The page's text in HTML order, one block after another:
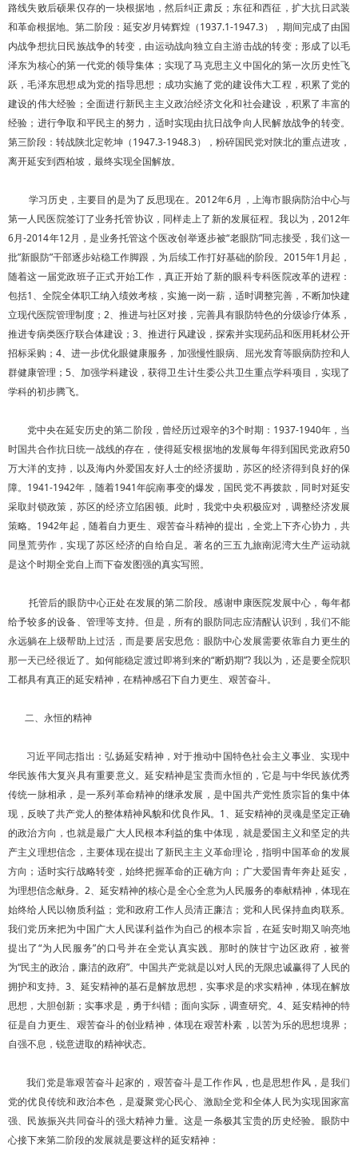
路线失败后硕果仅存的一块根据地，然后纠正肃反；东征和西征，扩大抗日武装
和革命根据地。第二阶段：延安岁月铸辉煌（1937.1-1947.3），期间完成了由国
内战争想抗日民族战争的转变，由运动战向独立自主游击战的转变；形成了以毛
泽东为核心的第一代党的领导集体；实现了马克思主义中国化的第一次历史性飞
跃，毛泽东思想成为党的指导思想；成功实施了党的建设伟大工程，积累了党的
建设的伟大经验；全面进行新民主主义政治经济文化和社会建设，积累了丰富的
经验；进行争取和平民主的努力，适时实现由抗日战争向人民解放战争的转变。
第三阶段：转战陕北定乾坤（1947.3-1948.3），粉碎国民党对陕北的重点进攻，
离开延安到西柏坡，最终实现全国解放。
学习历史，主要目的是为了反思现在。2012年6月，上海市眼病防治中心与
第一人民医院签订了业务托管协议，同样走上了新的发展征程。我以为，2012年
6月-2014年12月，是业务托管这个医改创举逐步被“老眼防”同志接受，我们这一
批”新眼防”干部逐步站稳工作脚跟，为后续工作打好基础的阶段。2015年1月起，
随着这一届党政班子正式开始工作，真正开始了新的眼科专科医院改革的进程：
包括1、全院全体职工纳入绩效考核，实施一岗一薪，适时调整完善，不断加快建
立现代医院管理制度；2、推进与社区对接，完善具有眼防特色的分级诊疗体系，
推进专病类医疗联合体建设；3、推进行风建设，探索并实现药品和医用耗材公开
招标采购；4、进一步优化眼健康服务，加强慢性眼病、屈光发育等眼病防控和人
群健康管理；5、加强学科建设，获得卫生计生委公共卫生重点学科项目，实现了
学科的初步腾飞。
党中央在延安历史的第二阶段，曾经历过艰辛的3个时期：1937-1940年，当
时国共合作抗日统一战线的存在，使得延安根据地的发展每年得到国民党政府50
万大洋的支持，以及海内外爱国友好人士的经济援助，苏区的经济得到良好的保
障。1941-1942年，随着1941年皖南事变的爆发，国民党不再拨款，同时对延安
采取封锁政策，苏区的经济立陷困顿。此时，我党中央积极应对，调整经济发展
策略。1942年起，随着自力更生、艰苦奋斗精神的提出，全党上下齐心协力，共
同垦荒劳作，实现了苏区经济的自给自足。著名的三五九旅南泥湾大生产运动就
是这个时期全党自上而下奋发图强的真实写照。
托管后的眼防中心正处在发展的第二阶段。感谢申康医院发展中心，每年都
给予较多的设备、管理等支持。但是，所有的眼防同志应清醒认识到，我们不能
永远躺在上级帮助上过活，而是要居安思危：眼防中心发展需要依靠自力更生的
那一天已经很近了。如何能稳定渡过即将到来的“断奶期”? 我以为，还是要全院职
工都具有真正的延安精神，在精神感召下自力更生、艰苦奋斗。
二、永恒的精神
习近平同志指出：弘扬延安精神，对于推动中国特色社会主义事业、实现中
华民族伟大复兴具有重要意义。延安精神是宝贵而永恒的，它是与中华民族优秀
传统一脉相承，是一系列革命精神的继承发展，是中国共产党性质宗旨的集中体
现，反映了共产党人的整体精神风貌和优良作风。1、延安精神的灵魂是坚定正确
的政治方向，也就是最广大人民根本利益的集中体现，就是爱国主义和坚定的共
产主义理想信念，主要体现在提出了新民主主义革命理论，指明中国革命的发展
方向；适时实行战略转变，始终把握革命的正确方向；广大爱国青年奔赴延安，
为理想信念献身。2、延安精神的核心是全心全意为人民服务的奉献精神，体现在
始终给人民以物质利益；党和政府工作人员清正廉洁；党和人民保持血肉联系。
我们党历来把为中国广大人民谋利益作为自己的根本宗旨，在延安时期又响亮地
提出了“为人民服务”的口号并在全党认真实践。那时的陕甘宁边区政府，被誉
为“民主的政治，廉洁的政府”。中国共产党就是以对人民的无限忠诚赢得了人民的
拥护和支持。3、延安精神的基石是解放思想，实事求是的求实精神，体现在解放
思想，大胆创新；实事求是，勇于纠错；面向实际，调查研究。4、延安精神的特
征是自力更生、艰苦奋斗的创业精神，体现在艰苦朴素，以苦为乐的思想境界；
自强不息，锐意进取的精神状态。
我们党是靠艰苦奋斗起家的，艰苦奋斗是工作作风，也是思想作风，是我们
党的优良传统和政治本色，是凝聚党心民心、激励全党和全体人民为实现国家富
强、民族振兴共同奋斗的强大精神力量。这是一条极其宝贵的历史经验。眼防中
心接下来第二阶段的发展就是要这样的延安精神：